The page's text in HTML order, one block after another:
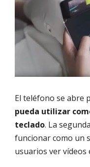
El teléfono se abre
pueda utilizar
teclado. La
funcionar como un
usuarios ver